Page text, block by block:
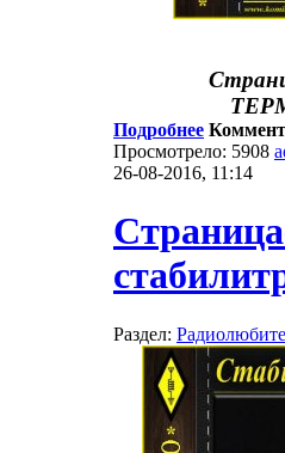
Подробнее
Просмотрело: 5908
26-08-2016, 11:14
Раздел: